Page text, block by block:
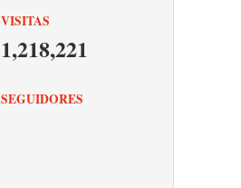
VISITAS
1,218,221
SEGUIDORES